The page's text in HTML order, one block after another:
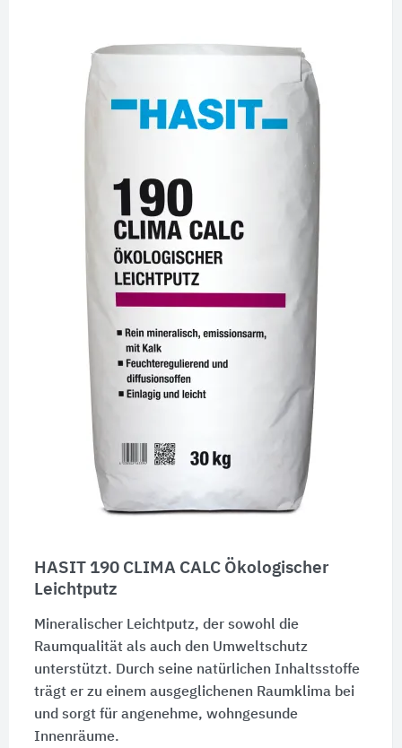
HASIT 190 CLIMA CALC Ökologischer
Leichtputz
Mineralischer Leichtputz, der sowohl die
Raumqualität als auch den Umweltschutz
unterstützt. Durch seine natürlichen Inhaltsstoffe
trägt er zu einem ausgeglichenen Raumklima bei
und sorgt für angenehme, wohngesunde
Innenräume.